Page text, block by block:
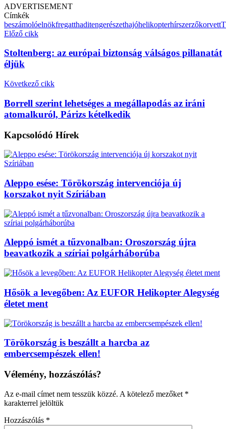
ADVERTISEMENT
Címkék
beszámolóelnökfregatthaditengerészethajóhelikopterhírszerzőkorvett
Előző cikk
Stoltenberg: az európai biztonság válságos pillanatát
éljük
Következő cikk
Borrell szerint lehetséges a megállapodás az iráni
atomalkuról, Párizs kételkedik
Kapcsolódó Hírek
Aleppo esése: Törökország intervenciója új
korszakot nyit Szíriában
Aleppó ismét a tűzvonalban: Oroszország újra
beavatkozik a szíriai polgárháborúba
Hősök a levegőben: Az EUFOR Helikopter Alegység
életet ment
Törökország is beszállt a harcba az
embercsempészek ellen!
Vélemény, hozzászólás?
Az e-mail címet nem tesszük közzé. A kötelező mezőket *
karakterrel jelöltük
Hozzászólás *